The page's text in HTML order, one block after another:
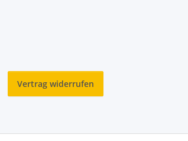
Vertrag widerrufen